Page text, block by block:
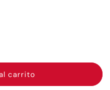
carrito